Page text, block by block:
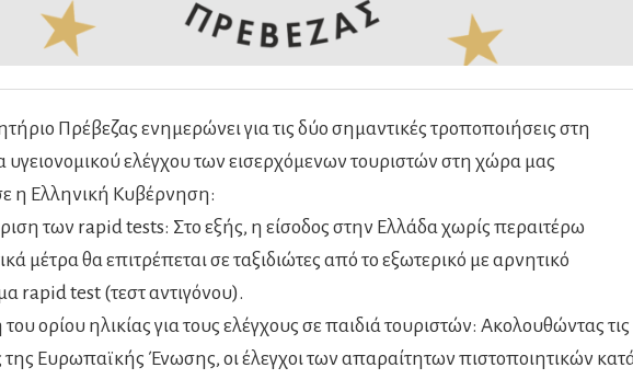
Πρέβεζας ενημερώνει για τις δύο σημαντικές τροποποιήσεις στη
υγειονομικού ελέγχου των εισερχόμενων τουριστών στη χώρα μας
η Ελληνική Κυβέρνηση:
των rapid tests: Στο εξής, η είσοδος στην Ελλάδα χωρίς περαιτέρω
μέτρα θα επιτρέπεται σε ταξιδιώτες από το εξωτερικό με αρνητικό
rapid test (τεστ αντιγόνου).
ορίου ηλικίας για τους ελέγχους σε παιδιά τουριστών: Ακολουθώντας τις
της Ευρωπαϊκής Ένωσης, οι έλεγχοι των απαραίτητων πιστοποιητικών